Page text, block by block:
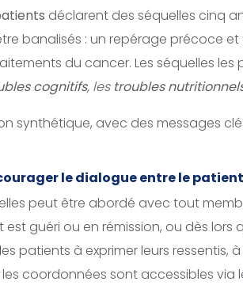
déclarent des séquelles cinq
banalisés : un repérage précoce
du cancer. Les séquelles
cognitifs, les troubles
synthétique, avec des messages
le dialogue entre le
peut être abordé avec tout
est guéri ou en rémission, ou dès
patients à exprimer leurs
coordonnées sont accessibles via